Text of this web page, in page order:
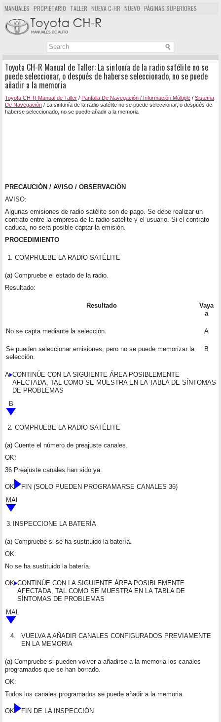
MANUALES PROPIETARIO TALLER NUEVA C-HR NUEVO PÁGINAS SUPERIORES
MAPA DEL SITIO
BUSCAR
Toyota CH-R Manual de Taller: La sintonía de la radio satélite no se
puede seleccionar, o después de haberse seleccionado, no se puede
añadir a la memoria
Toyota CH-R Manual de Taller / Pantalla De Navegación / Información Múltiple / Sistema
De Navegación / La sintonía de la radio satélite no se puede seleccionar, o después de
haberse seleccionado, no se puede añadir a la memoria
PRECAUCIÓN / AVISO / OBSERVACIÓN
AVISO:
Algunas emisiones de radio satélite son de pago. Se debe realizar un
contrato entre la empresa de la radio satélite y el usuario. Si el contrato
caduca, no será posible captar la emisión.
PROCEDIMIENTO
1. COMPRUEBE LA RADIO SATÉLITE
(a) Compruebe el estado de la radio.
Resultado:
Resultado
Vaya
a
No se capta mediante la selección. A
Se pueden seleccionar emisiones, pero no se puede memorizar la
selección.
B
A CONTINÚE CON LA SIGUIENTE ÁREA POSIBLEMENTE
AFECTADA, TAL COMO SE MUESTRA EN LA TABLA DE SÍNTOMAS
DE PROBLEMAS
B
2. COMPRUEBE LA RADIO SATÉLITE
(a) Cuente el número de preajuste canales.
OK:
36 Preajuste canales han sido ya.
OK
FIN (SOLO PUEDEN PROGRAMARSE CANALES 36)
MAL
3. INSPECCIONE LA BATERÍA
(a) Compruebe si se ha sustituido la batería.
OK:
No se ha sustituido la batería.
OK CONTINÚE CON LA SIGUIENTE ÁREA POSIBLEMENTE
AFECTADA, TAL COMO SE MUESTRA EN LA TABLA DE
SÍNTOMAS DE PROBLEMAS
MAL
4.
VUELVA A AÑADIR CANALES CONFIGURADOS PREVIAMENTE
EN LA MEMORIA
(a) Compruebe si pueden volver a añadirse a la memoria los canales
programados que se han borrado.
OK:
Todos los canales programados se puede añadir a la memoria.
OK FIN DE LA INSPECCIÓN